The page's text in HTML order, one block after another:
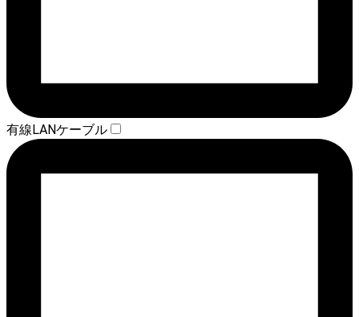
有線LANケーブル